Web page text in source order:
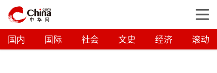
国内 国际 社会 文史 经济 滚动